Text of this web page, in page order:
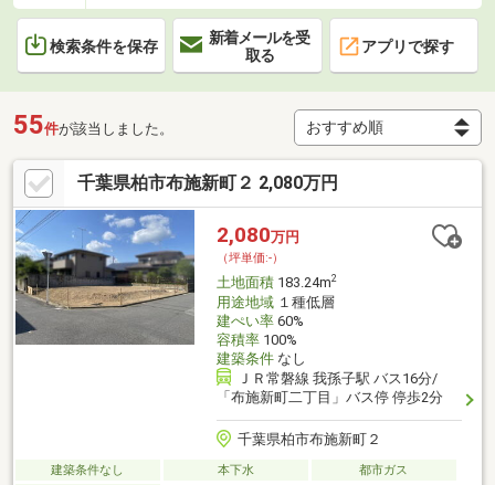
検索条件を保存
新着メールを受
取る
アプリで探す
55件が該当しました。
千葉県柏市布施新町２ 2,080万円
2,080万円
（坪単価:-）
土地面積183.24m2
用途地域１種低層
建ぺい率60%
容積率100%
建築条件なし
ＪＲ常磐線 我孫子駅 バス16分/
「布施新町二丁目」バス停 停歩2分
千葉県柏市布施新町２
建築条件なし 本下水
都市ガス